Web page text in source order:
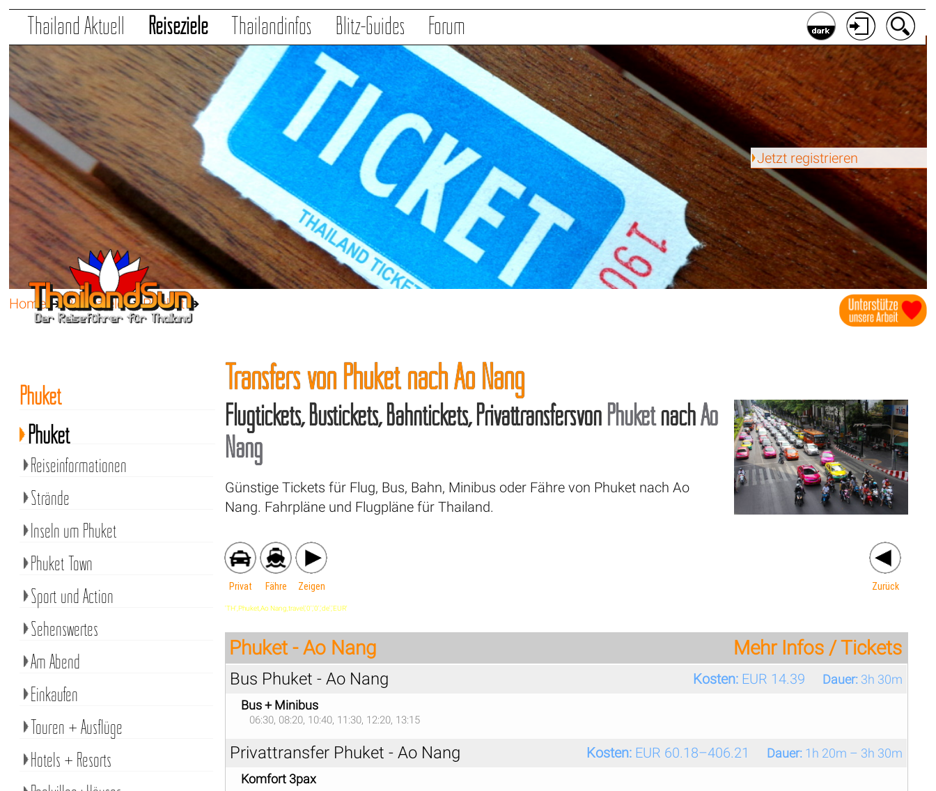
Thailand Aktuell Reiseziele Thailandinfos Blitz-Guides Forum
Jetzt registrieren
Home➔Reiseziele➔Phuket➔
Transfers von Phuket nach Ao Nang
Flugtickets, Bustickets, Bahntickets, Privattransfersvon PhuketnachAo
Nang
Günstige Tickets für Flug, Bus, Bahn, Minibus oder Fähre von Phuket nach Ao
Nang. Fahrpläne und Flugpläne für Thailand.
Privat Fähre Zeigen Zurück
'TH',Phuket,Ao Nang,travel,'0','0','de','EUR'
Phuket - Ao Nang Mehr Infos / Tickets
Bus Phuket - Ao Nang Kosten: EUR 14.39 Dauer: 3h 30m
Bus + Minibus
06:30, 08:20, 10:40, 11:30, 12:20, 13:15
Privattransfer Phuket - Ao Nang Kosten: EUR 60.18–406.21 Dauer: 1h 20m – 3h 30m
Komfort 3pax
Phuket
Phuket
Reiseinformationen
Strände
Inseln um Phuket
Phuket Town
Sport und Action
Sehenswertes
Am Abend
Einkaufen
Touren + Ausflüge
Hotels + Resorts